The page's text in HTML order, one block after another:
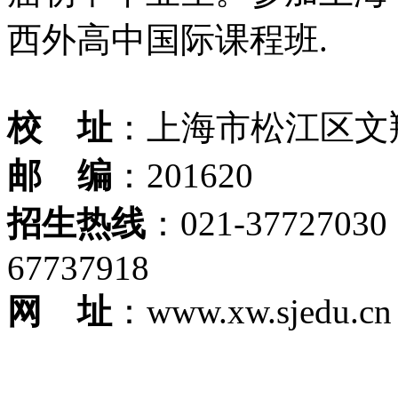
西外高中国际课程班.
校 址 ：上海市松江区
邮 编 ：201620
招生热线 ：021-
67737918
网 址 ：www.xw.sjedu.cn